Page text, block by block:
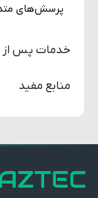
پرسش‌های
خدمات پس
منابع مفید